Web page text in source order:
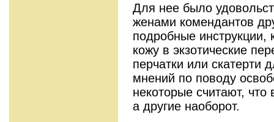
Для нее было
женами комендантов
подробные инструкции,
кожу в экзотические
перчатки или скатерти
мнений по поводу
некоторые считают,
а другие наоборот.